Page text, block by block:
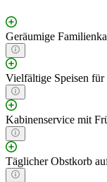
Geräumige
Vielfältige Speisen für
Kabinenservice mit
Täglicher Obstkorb